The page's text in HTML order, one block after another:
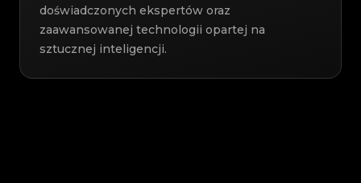
doświadczonych ekspertów oraz
zaawansowanej technologii opartej na
sztucznej inteligencji.